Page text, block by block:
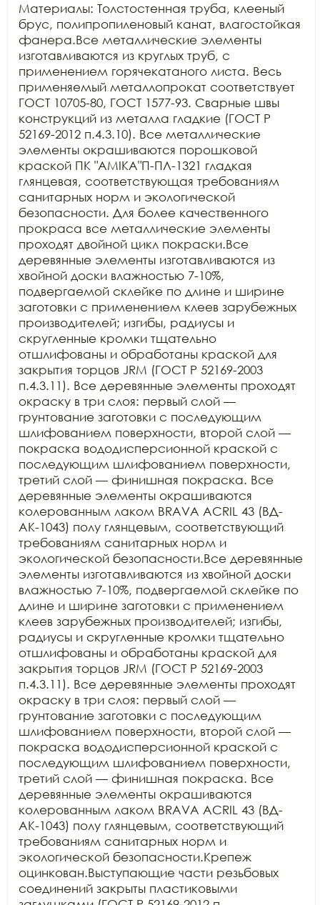
Материалы: Толстостенная труба, клееный
брус, полипропиленовый канат, влагостойкая
фанера.Все металлические элементы
изготавливаются из круглых труб, с
применением горячекатаного листа. Весь
применяемый металлопрокат соответствует
ГОСТ 10705-80, ГОСТ 1577-93. Сварные швы
конструкций из металла гладкие (ГОСТ Р
52169-2012 п.4.3.10). Все металлические
элементы окрашиваются порошковой
краской ПК "АМIKA"П-ПЛ-1321 гладкая
глянцевая, соответствующая требованиям
санитарных норм и экологической
безопасности. Для более качественного
прокраса все металлические элементы
проходят двойной цикл покраски.Все
деревянные элементы изготавливаются из
хвойной доски влажностью 7-10%,
подвергаемой склейке по длине и ширине
заготовки с применением клеев зарубежных
производителей; изгибы, радиусы и
скругленные кромки тщательно
отшлифованы и обработаны краской для
закрытия торцов JRM (ГОСТ Р 52169-2003
п.4.3.11). Все деревянные элементы проходят
окраску в три слоя: первый слой —
грунтование заготовки с последующим
шлифованием поверхности, второй слой —
покраска вододисперсионной краской с
последующим шлифованием поверхности,
третий слой — финишная покраска. Все
деревянные элементы окрашиваются
колерованным лаком BRAVA ACRIL 43 (ВД-
АК-1043) полу глянцевым, соответствующий
требованиям санитарных норм и
экологической безопасности.Все деревянные
элементы изготавливаются из хвойной доски
влажностью 7-10%, подвергаемой склейке по
длине и ширине заготовки с применением
клеев зарубежных производителей; изгибы,
радиусы и скругленные кромки тщательно
отшлифованы и обработаны краской для
закрытия торцов JRM (ГОСТ Р 52169-2003
п.4.3.11). Все деревянные элементы проходят
окраску в три слоя: первый слой —
грунтование заготовки с последующим
шлифованием поверхности, второй слой —
покраска вододисперсионной краской с
последующим шлифованием поверхности,
третий слой — финишная покраска. Все
деревянные элементы окрашиваются
колерованным лаком BRAVA ACRIL 43 (ВД-
АК-1043) полу глянцевым, соответствующий
требованиям санитарных норм и
экологической безопасности.Крепеж
оцинкован.Выступающие части резьбовых
соединений закрыты пластиковыми